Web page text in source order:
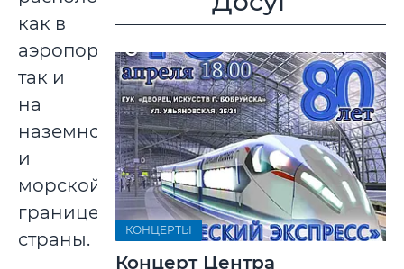
как в
аэропортах,
так и
на
наземной
и
морской
границе
страны.
КОНЦЕРТЫ
Концерт Центра